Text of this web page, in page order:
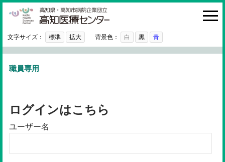
HOME
診療科・部門
外来
入院・お見舞い
医療関係者の方へ
利用ガイド
初めての方へ
文字サイズ： 標準 拡大 背景色： 白 黒 青
職員専用
ログインはこちら
ユーザー名